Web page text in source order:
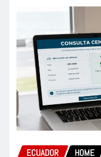
ECUADOR HOME